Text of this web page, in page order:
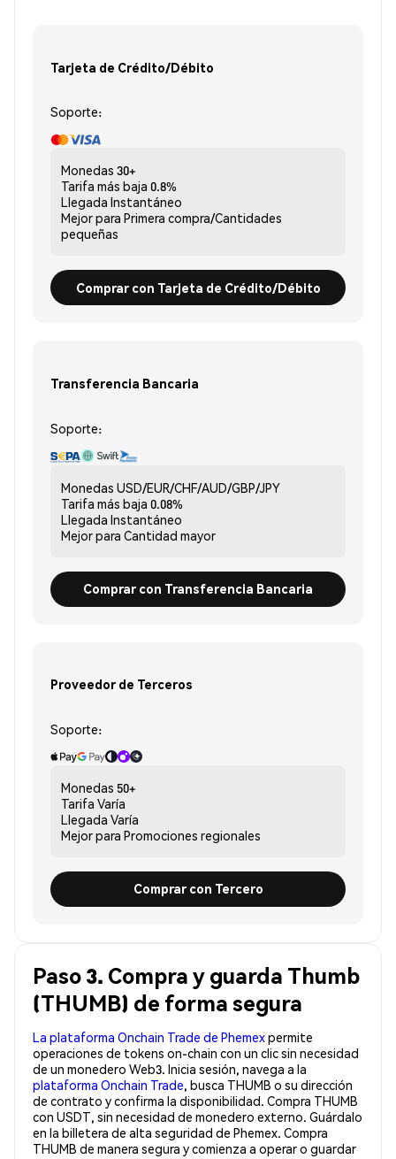
Tarjeta de Crédito/Débito
Soporte:
Monedas 30+
Tarifa más baja 0.8%
Llegada Instantáneo
Mejor para Primera compra/Cantidades
pequeñas
Comprar con Tarjeta de Crédito/Débito
Transferencia Bancaria
Soporte:
Monedas USD/EUR/CHF/AUD/GBP/JPY
Tarifa más baja 0.08%
Llegada Instantáneo
Mejor para Cantidad mayor
Comprar con Transferencia Bancaria
Proveedor de Terceros
Soporte:
Monedas 50+
Tarifa Varía
Llegada Varía
Mejor para Promociones regionales
Comprar con Tercero
Paso 3. Compra y guarda Thumb
(THUMB) de forma segura
La plataforma Onchain Trade de Phemexpermite
operaciones de tokens on-chain con un clic sin necesidad
de un monedero Web3. Inicia sesión, navega a la
plataforma Onchain Trade, busca THUMB o su dirección
de contrato y confirma la disponibilidad. Compra THUMB
con USDT, sin necesidad de monedero externo. Guárdalo
en la billetera de alta seguridad de Phemex. Compra
THUMB de manera segura y comienza a operar o guardar